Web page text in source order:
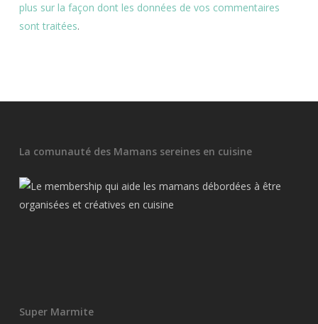
plus sur la façon dont les données de vos commentaires
sont traitées.
La comunauté des Mamans sereines en cuisine
Super Marmite